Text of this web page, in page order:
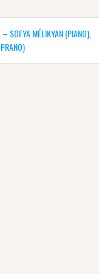
SOFYA MÉLIKYAN (PIANO),